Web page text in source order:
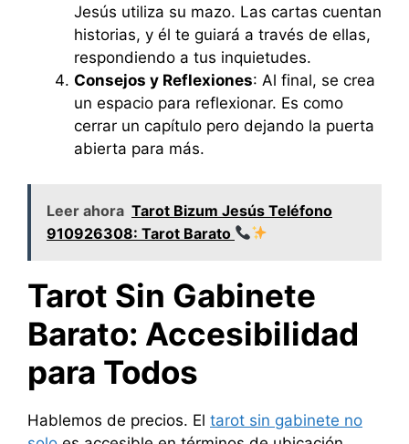
Jesús utiliza su mazo. Las cartas cuentan
historias, y él te guiará a través de ellas,
respondiendo a tus inquietudes.
Consejos y Reflexiones: Al final, se crea
un espacio para reflexionar. Es como
cerrar un capítulo pero dejando la puerta
abierta para más.
Leer ahora Tarot Bizum Jesús Teléfono
910926308: Tarot Barato
Tarot Sin Gabinete
Barato: Accesibilidad
para Todos
Hablemos de precios. El tarot sin gabinete no